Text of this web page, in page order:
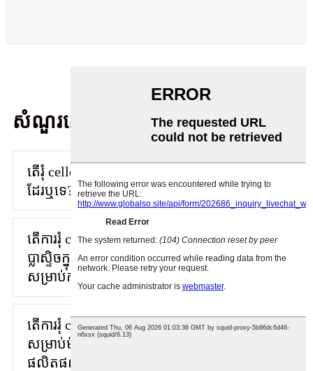
សំណួរគេសួរញឹកញាប់
តើរុំ cellophane មានសុវត្ថិភាពសម្រាប់អាហារ
ដែរឬទេ?
តើ​ការ​រុំ cellophane ប្រៀបធៀប​នឹង​ខ្សែភាពយន្ត​
ប្លា​ស្ទិ​ច​ក្នុង​លក្ខខណ្ឌ​នៃ​ផលប៉ះពាល់​បរិស្ថាន​
សម្រាប់​ការ​វេច​ខ្ចប់​ទ្រង់ទ្រាយ​ធំ​យ៉ាងដូចម្តេច?
តើការរុំ cellophane អាចត្រូវបានប្ដូរតាមបំណង
សម្រាប់ម៉ាកយីហោជាក់លាក់ និងតម្រូវការការពារ
ផលិតផលនៅក្នុងការវេចខ្ចប់ច្រើនដែរឬទេ?